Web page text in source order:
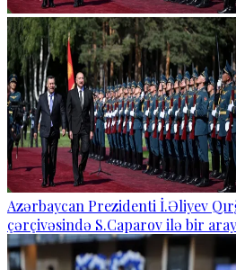
Azərbaycan Prezidenti İ.Əliyev
çərçivəsində S.Caparov ilə bir